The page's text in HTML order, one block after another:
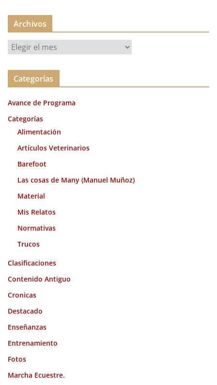
Archivos
r
c
v
o
Categorías
Avance de Programa
Categorías
Alimentación
Artículos Veterinarios
Barefoot
Las cosas de Many (Manuel Muñoz)
Material
Mis Relatos
Normativas
Trucos
Clasificaciones
Contenido Antiguo
Cronicas
Destacado
Enseñanzas
Entrenamiento
Fotos
Marcha Ecuestre.